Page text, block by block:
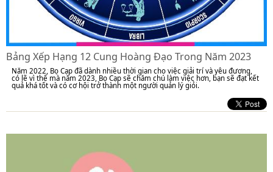
Bảng Xếp Hạng 12 Cung Hoàng Đạo Trong Năm 2023
Năm 2022, Bọ Cạp đã dành nhiều thời gian cho việc giải trí và yêu đương,
có lẽ vì thế mà năm 2023, Bọ Cạp sẽ chăm chú làm việc hơn, bạn sẽ đạt kết
quả khá tốt và có cơ hội trở thành một người quản lý giỏi.